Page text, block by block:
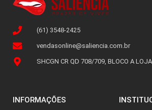
(61) 3548-2425
vendasonline@saliencia.com.br
SHCGN CR QD 708/709, BLOCO A
INFORMAÇÕES